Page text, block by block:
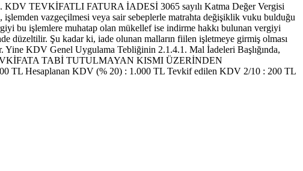
KDV TEVKİFATLI FATURA İADESİ 3065 sayılı Katma Değer Vergisi
vazgeçilmesi veya sair sebeplerle matrahta değişiklik vuku bulduğu
bu işlemlere muhatap olan mükellef ise indirme hakkı bulunan vergiyi
Şu kadar ki, iade olunan malların fiilen işletmeye girmiş olması
Yine KDV Genel Uygulama Tebliğinin 2.1.4.1. Mal İadeleri Başlığında,
TABİ TUTULMAYAN KISMI ÜZERİNDEN
TL Hesaplanan KDV (% 20) : 1.000 TL Tevkif edilen KDV 2/10 : 200 TL